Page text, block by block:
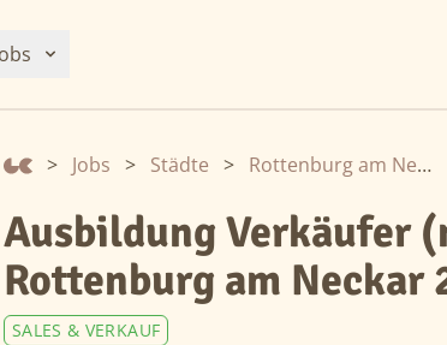
> Jobs > Städte > Rottenburg am Neckar
Ausbildung Verkäufer
Rottenburg am Neckar
SALES & VERKAUF